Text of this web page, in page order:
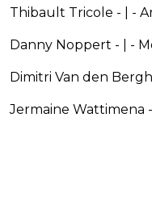
Thibault Tricole - | -
Danny Noppert - | -
Dimitri Van den
Jermaine Wattimena